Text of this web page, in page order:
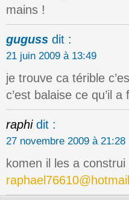
mains !
guguss dit :
21 juin 2009 à 13:49
je trouve ca térible
c’est balaise ce qu’il a
raphi dit :
27 novembre 2009 à 21:28
komen il les a